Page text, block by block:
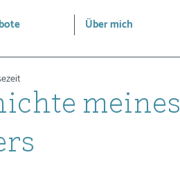
Über mich
meines